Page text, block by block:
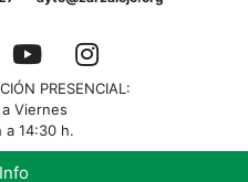
PRESENCIAL:
Viernes
a 14:30 h.
Info